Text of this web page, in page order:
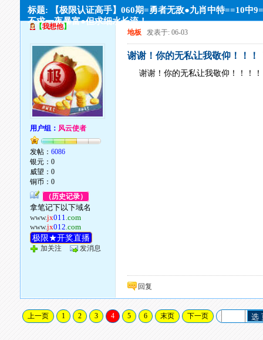
标题: 【极限认证高手】060期=勇者无敌●九肖中特==10中
不求一夜暴富●但求细水长流！
【我想他】
用户组： 风云使者
发帖：6086
银元：0
威望：0
铜币：0
（历史记录）
拿笔记下以下域名
www.jx011.com
www.jx012.com
极限★开奖直播
加关注 发消息
地板 发表于: 06-03
谢谢！你的无私让我敬仰！！！
谢谢！你的无私让我敬仰！！！！
回复
上一页 1 2 3 4 5 6 末页 下一页 选